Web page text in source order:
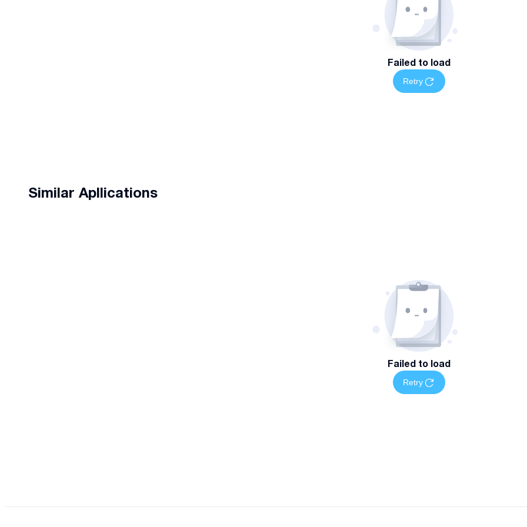
Failed to load
Retry
Similar Apllications
Failed to load
Retry